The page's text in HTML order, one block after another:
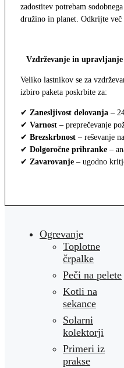
zadostitev potrebam
družino in planet. Odkrijte več
Vzdrževanje in
Veliko lastnikov se za
izbiro paketa poskrbite za:
✔ Zanesljivost delovanja –
✔ Varnost – preprečevanje
✔ Brezskrbnost – reševanje
✔ Dolgoročne prihranke –
✔ Zavarovanje – ugodno
Ogrevanje
Toplotne
črpalke
Peči na pelete
Kotli na
sekance
Solarni
kolektorji
Primeri iz
prakse